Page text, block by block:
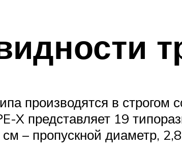
производятся в строгом
X представляет 19
– пропускной диаметр,